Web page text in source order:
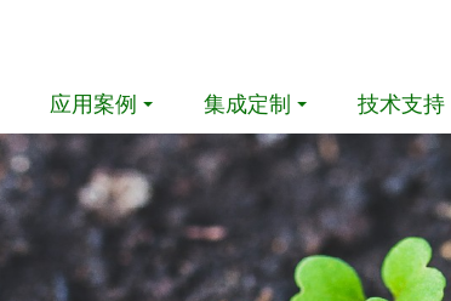
应用案例 集成定制 技术支持